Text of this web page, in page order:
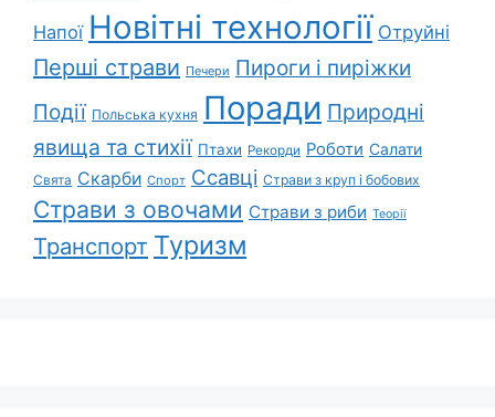
Напої Новітні технології Отруйні
Перші страви Печери Пироги і пиріжки
Події Польська кухня Поради Природні
явища та стихії Птахи Рекорди Роботи Салати
Свята Скарби Спорт Ссавці Страви з круп і бобових
Страви з овочами Страви з риби Теорії
Транспорт Туризм